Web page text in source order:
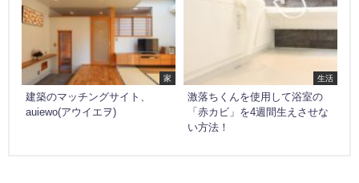
家
建築のマッチングサイト、
auiewo(アウイエヲ)
生活
激落ちくんを使用して浴室の
「赤カビ」を4週間生えさせな
い方法！